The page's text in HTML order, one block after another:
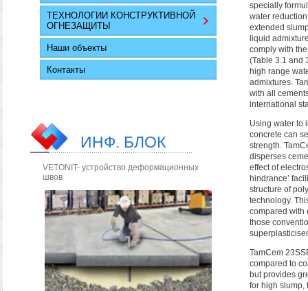
ТЕХНОЛОГИИ КОНСТРУКТИВНОЙ
ОГНЕЗАЩИТЫ
Наши объекты
Контакты
ИНФ. БЛОК
VETONIT- устройство деформационных
швов
specially
water
extended
liquid
comply with
(Table 3.1 and
high range
admixtures.
with all
international
Using water to
concrete can
strength.
disperses
effect of
hindrance’
structure of
technology.
compared with
those
TamCem
compared to
but provides
for high slump,